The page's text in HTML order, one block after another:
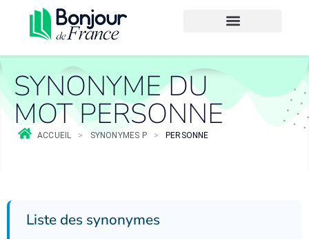
SYNONYME DU
MOT PERSONNE
ACCUEIL > SYNONYMES P > PERSONNE
Liste des synonymes